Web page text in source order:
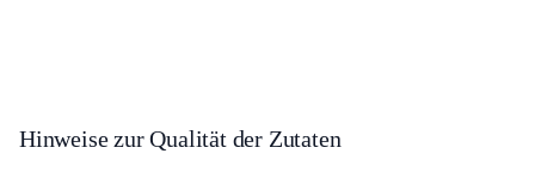
Hinweise zur Qualität der Zutaten